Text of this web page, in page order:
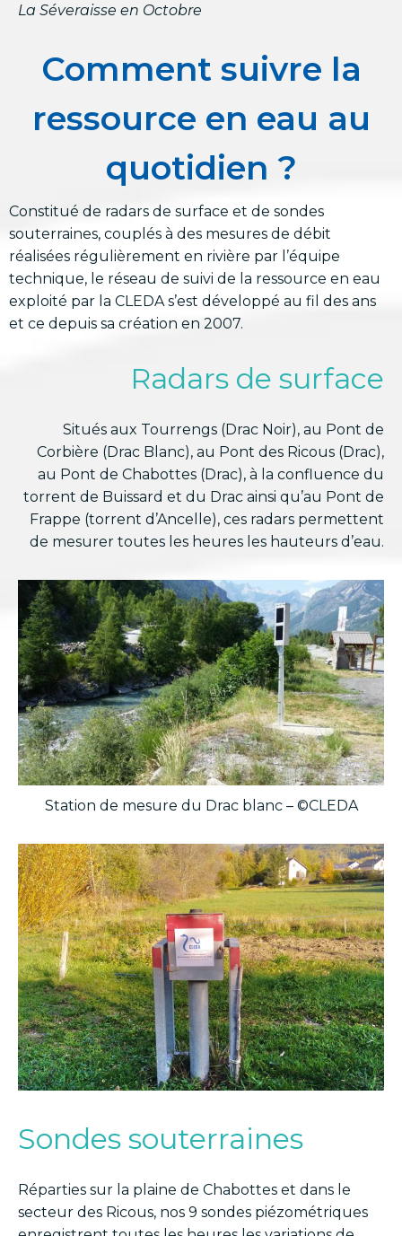
La Séveraisse en Octobre
Comment suivre la
ressource en eau au
quotidien ?
Constitué de radars de surface et de sondes
souterraines, couplés à des mesures de débit
réalisées régulièrement en rivière par l’équipe
technique, le réseau de suivi de la ressource en eau
exploité par la CLEDA s’est développé au fil des ans
et ce depuis sa création en 2007.
Radars de surface
Situés aux Tourrengs (Drac Noir), au Pont de
Corbière (Drac Blanc), au Pont des Ricous (Drac),
au Pont de Chabottes (Drac), à la confluence du
torrent de Buissard et du Drac ainsi qu’au Pont de
Frappe (torrent d’Ancelle), ces radars permettent
de mesurer toutes les heures les hauteurs d’eau.
Station de mesure du Drac blanc – ©CLEDA
Sondes souterraines
Réparties sur la plaine de Chabottes et dans le
secteur des Ricous, nos 9 sondes piézométriques